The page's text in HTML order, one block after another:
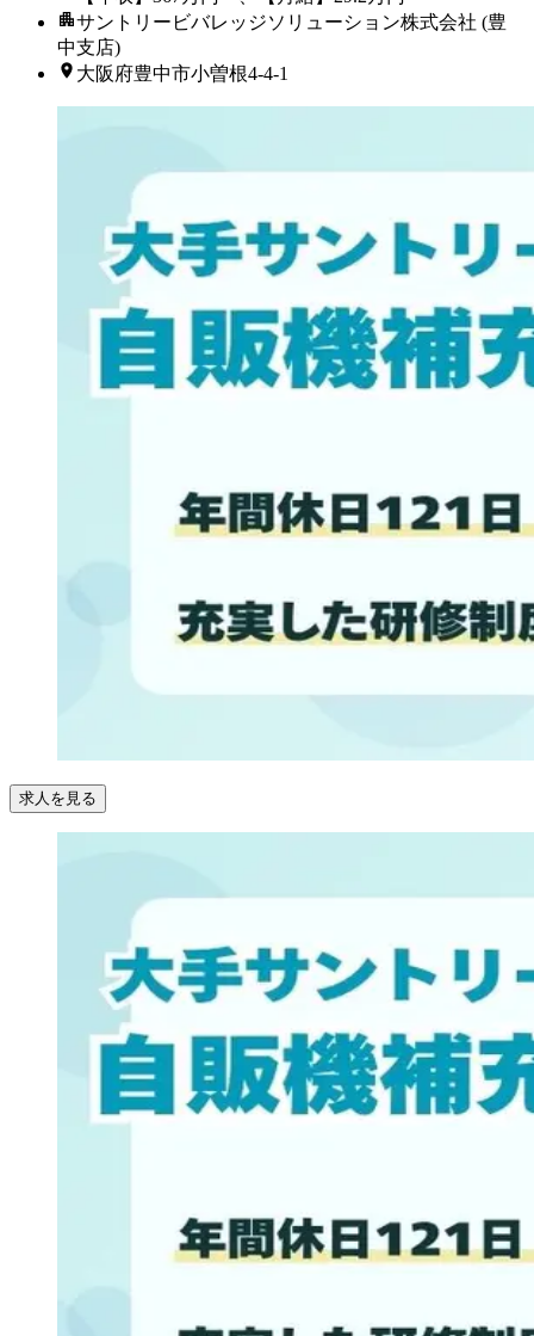
サントリービバレッジソリューション株式会社 (豊
中支店)
大阪府豊中市小曽根4-4-1
求人を見る